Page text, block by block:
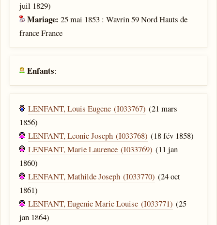
juil 1829)
Mariage:25 mai 1853 : Wavrin 59 Nord Hauts de
france France
Enfants:
LENFANT, Louis Eugene (I033767) (21 mars
1856)
LENFANT, Leonie Joseph (I033768) (18 fév 1858)
LENFANT, Marie Laurence (I033769) (11 jan
1860)
LENFANT, Mathilde Joseph (I033770) (24 oct
1861)
LENFANT, Eugenie Marie Louise (I033771) (25
jan 1864)